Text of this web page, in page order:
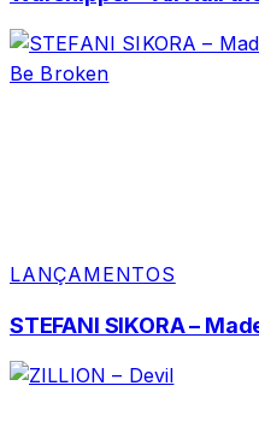
LANÇAMENTOS
STEFANI SIKORA –